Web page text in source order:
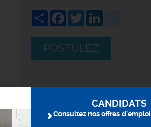
ShareFacebook
Twitter
POSTULEZ
CANDIDATS
Consultez nos offres d'emploi